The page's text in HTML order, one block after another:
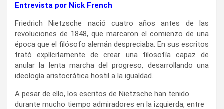
Entrevista por Nick French
Friedrich Nietzsche nació cuatro años antes de las
revoluciones de 1848, que marcaron el comienzo de una
época que el filósofo alemán despreciaba. En sus escritos
trató explícitamente de crear una filosofía capaz de
anular la lenta marcha del progreso, desarrollando una
ideología aristocrática hostil a la igualdad.
A pesar de ello, los escritos de Nietzsche han tenido
durante mucho tiempo admiradores en la izquierda, entre